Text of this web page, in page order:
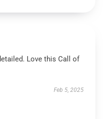
Love this Call of
Feb 5, 2025